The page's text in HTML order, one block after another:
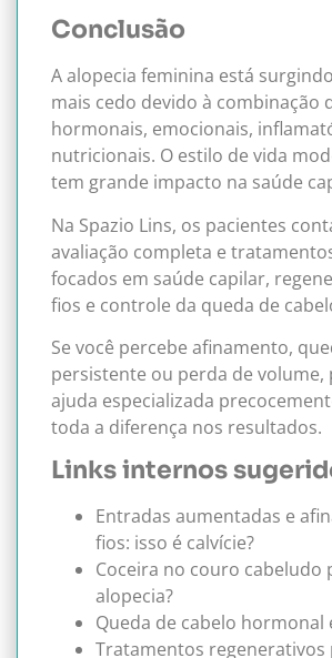
Conclusão
A alopecia feminina está
mais cedo devido à combinação
hormonais, emocionais,
nutricionais. O estilo de vida
tem grande impacto na saúde
Na Spazio Lins, os pacientes
avaliação completa e
focados em saúde capilar,
fios e controle da queda de
Se você percebe afinamento,
persistente ou perda de
ajuda especializada
toda a diferença nos resultados.
Links internos
Entradas aumentadas e
fios: isso é calvície?
Coceira no couro cabeludo
alopecia?
Queda de cabelo hormonal
Tratamentos regenerativos